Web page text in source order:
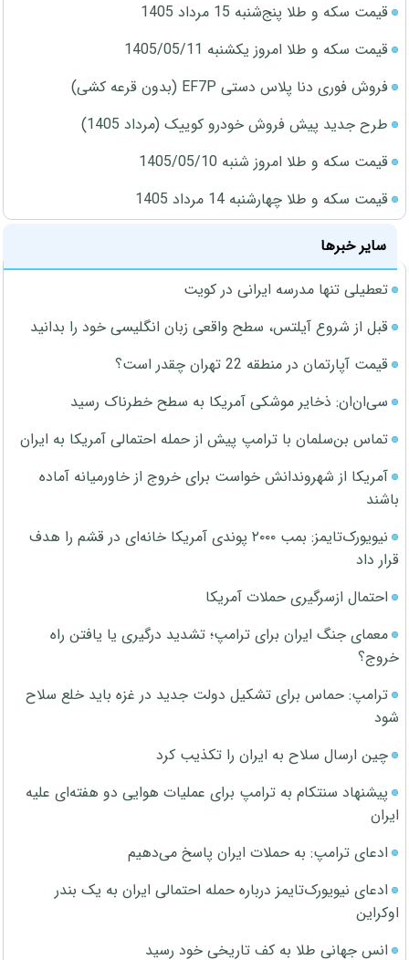
قیمت سکه و طلا پنج‌شنبه 15 مرداد 1405
قیمت سکه و طلا امروز یکشنبه 1405/05/11
فروش فوری دنا پلاس دستی EF7P (بدون قرعه کشی)
طرح جدید پیش فروش خودرو کوییک (مرداد 1405)
قیمت سکه و طلا امروز شنبه 1405/05/10
قیمت سکه و طلا چهارشنبه 14 مرداد 1405
سایر خبرها
تعطیلی تنها مدرسه ایرانی در کویت
قبل از شروع آیلتس، سطح واقعی زبان انگلیسی خود را بدانید
قیمت آپارتمان در منطقه 22 تهران چقدر است؟
سی‌ان‌ان: ذخایر موشکی آمریکا به سطح خطرناک رسید
تماس بن‌سلمان با ترامپ پیش از حمله احتمالی آمریکا به ایران
آمریکا از شهروندانش خواست برای خروج از خاورمیانه آماده
باشند
نیویورک‌تایمز: بمب ۲۰۰۰ پوندی آمریکا خانه‌ای در قشم را هدف
قرار داد
احتمال ازسرگیری حملات آمریکا
معمای جنگ ایران برای ترامپ؛ تشدید درگیری یا یافتن راه
خروج؟
ترامپ: حماس برای تشکیل دولت جدید در غزه باید خلع سلاح
شود
چین ارسال سلاح به ایران را تکذیب کرد
پیشنهاد سنتکام به ترامپ برای عملیات هوایی دو هفته‌ای علیه
ایران
ادعای ترامپ: به حملات ایران پاسخ می‌دهیم
ادعای نیویورک‌تایمز درباره حمله احتمالی ایران به یک بندر
اوکراین
انس جهانی طلا به کف تاریخی خود رسید